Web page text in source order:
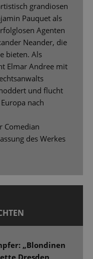
grandiosen
Pauquet als
Agenten
Neander, die
bieten. Als
Elmar Andree mit
und flucht
nach
Comedian
des Werkes
„Blondinen